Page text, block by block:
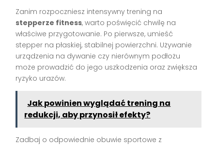
Zanim rozpoczniesz intensywny trening na
stepperze fitness, warto poświęcić chwilę na
właściwe przygotowanie. Po pierwsze, umieść
stepper na płaskiej, stabilnej powierzchni. Używanie
urządzenia na dywanie czy nierównym podłożu
może prowadzić do jego uszkodzenia oraz zwiększa
ryzyko urazów.
Jak powinien wyglądać trening na
redukcji, aby przynosił efekty?
Zadbaj o odpowiednie obuwie sportowe z